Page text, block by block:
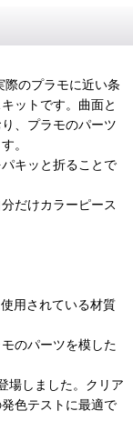
際のプラモに近い条
ットです。曲面と
、プラモのパーツ
。
キッと折ることで
だけカラーピース
用されている材質
のパーツを模した
場しました。クリア
色テストに最適で